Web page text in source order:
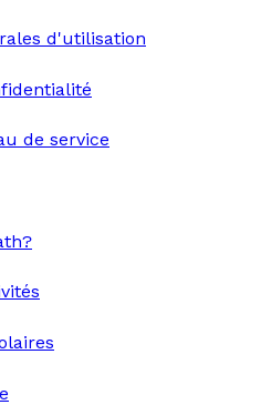
d'utilisation
de service